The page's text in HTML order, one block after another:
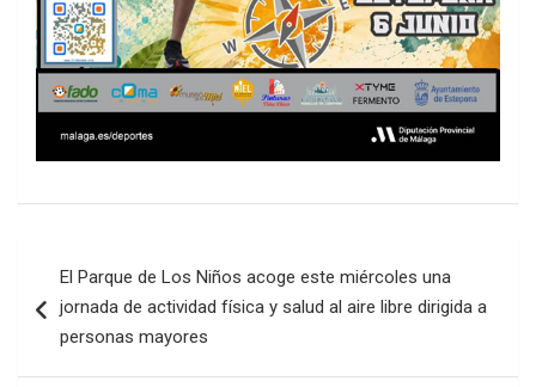
de
entradas
El Parque de Los Niños acoge este miércoles una
jornada de actividad física y salud al aire libre dirigida a
personas mayores